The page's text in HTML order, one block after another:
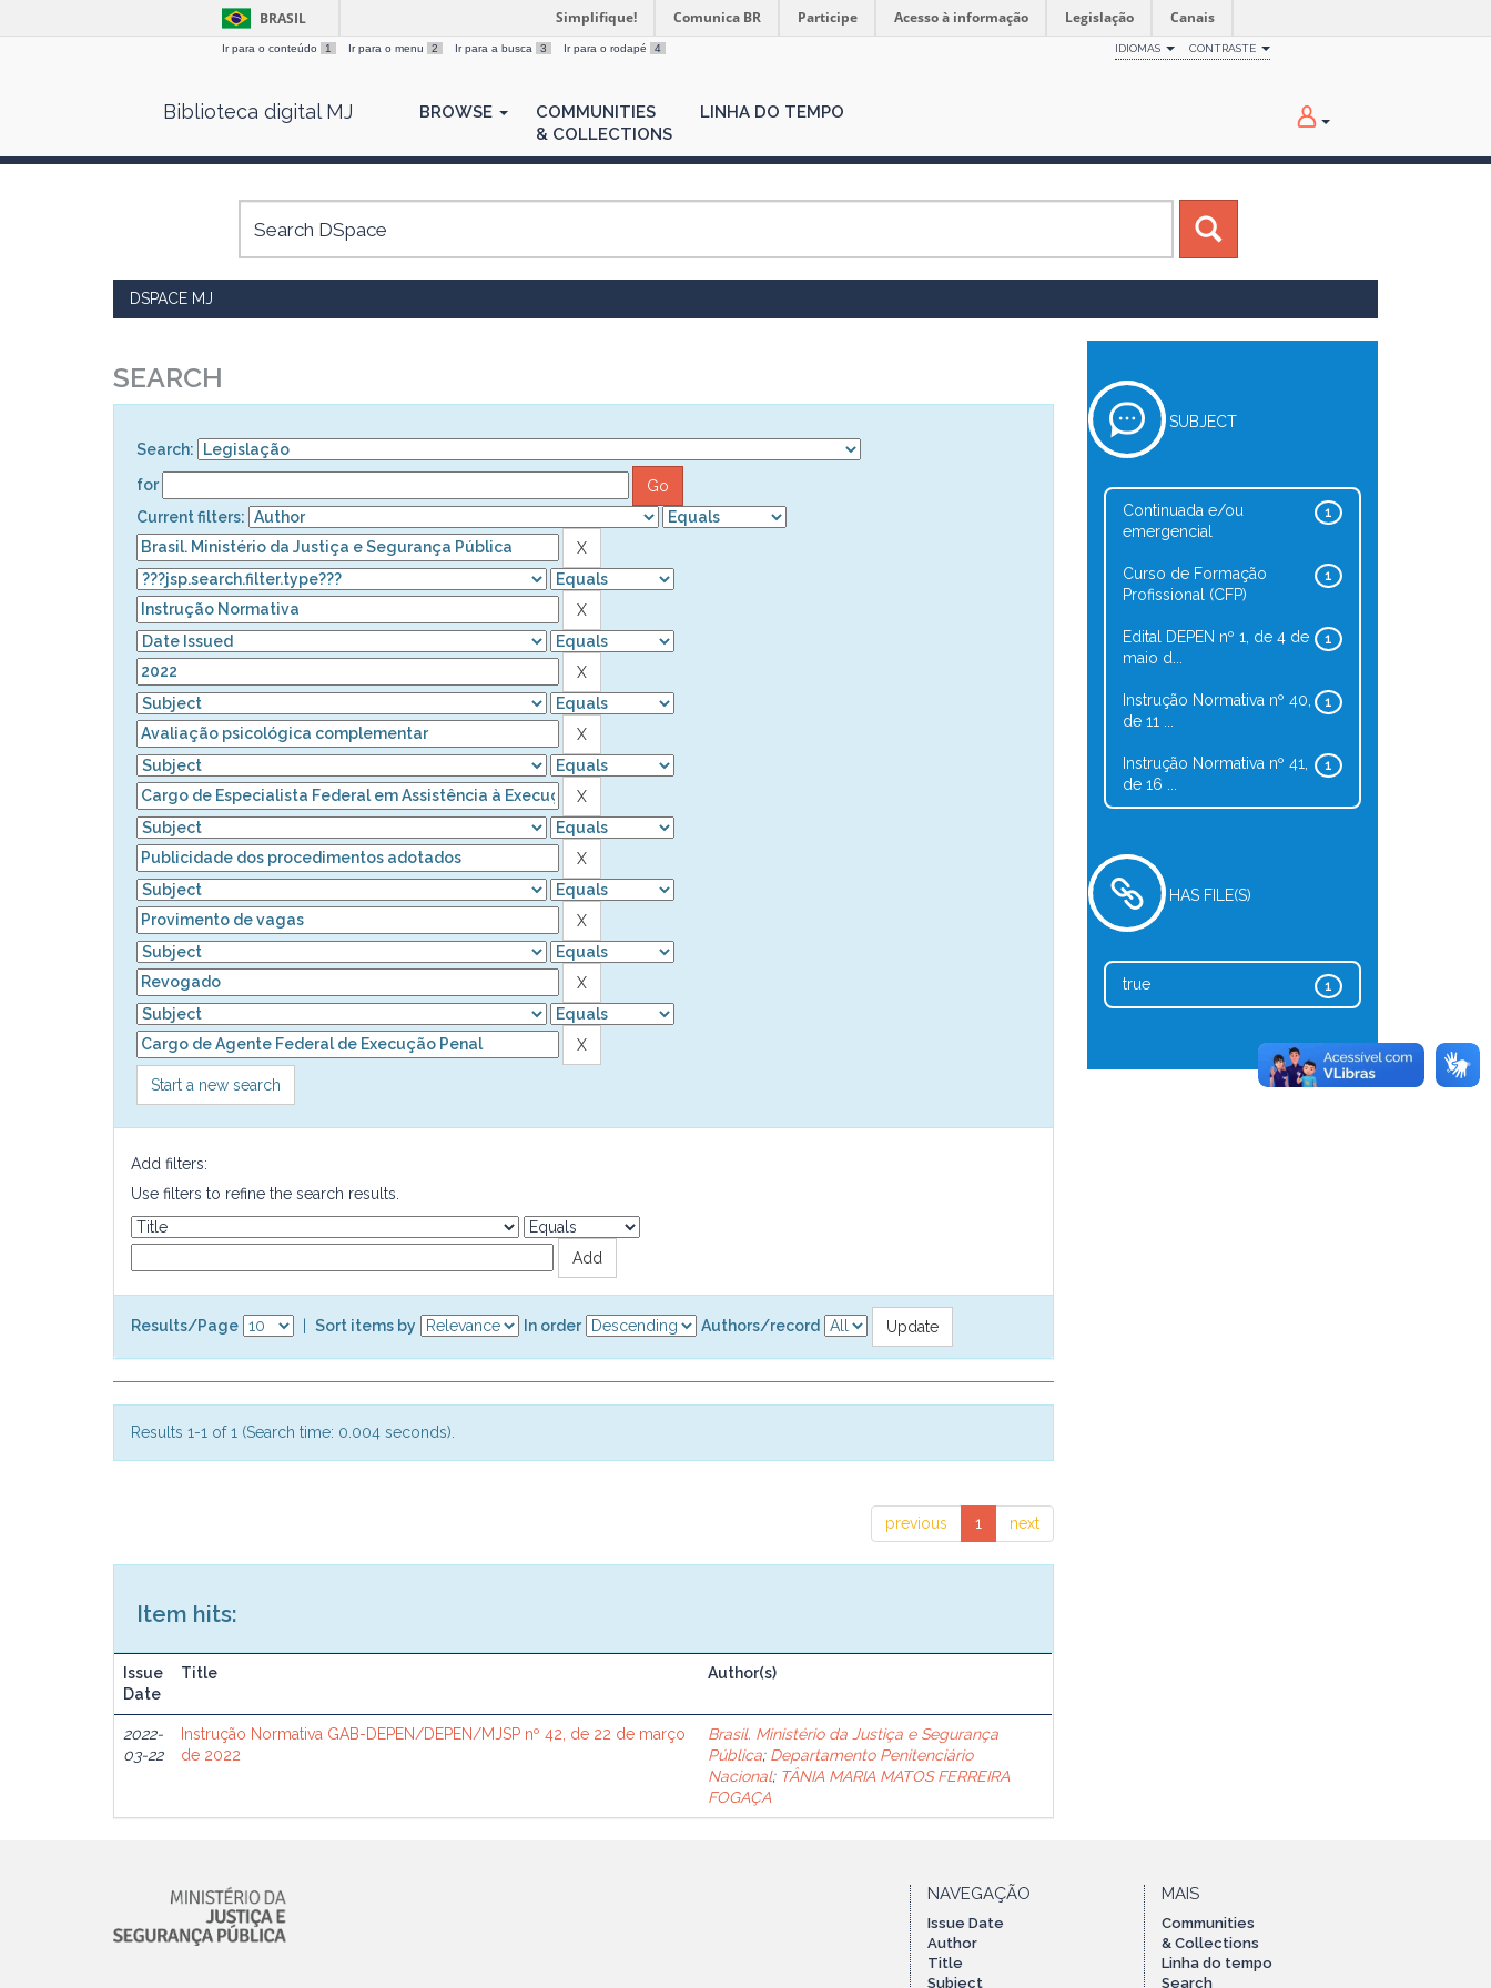
BRASIL Simplifique! Comunica BR Participe Acesso à informação Legislação Canais
Ir para o conteúdo 1 Ir para o menu 2 Ir para a busca 3 Ir para o rodapé 4 IDIOMAS CONTRASTE
Biblioteca digital MJ BROWSE
COMMUNITIES
& COLLECTIONS
LINHA DO TEMPO
DSPACE MJ
SEARCH
Search:
for
Current filters:
Start a new search
Add filters:
Use filters to refine the search results.
Results/Page Sort items by In order Authors/record
Results 1-1 of 1 (Search time: 0.004 seconds).
previous 1 next
Item hits:
Issue
Date
Title Author(s)
2022-
03-22
Instrução Normativa GAB-DEPEN/DEPEN/MJSP nº 42, de 22 de março
de 2022
Brasil. Ministério da Justiça e Segurança
Pública; Departamento Penitenciário
Nacional; TÂNIA MARIA MATOS FERREIRA
FOGAÇA
SUBJECT
1
Continuada e/ou
emergencial
1
Curso de Formação
Profissional (CFP)
1
Edital DEPEN nº 1, de 4 de
maio d...
1
Instrução Normativa nº 40,
de 11 ...
1
Instrução Normativa nº 41,
de 16 ...
HAS FILE(S)
1
true
NAVEGAÇÃO
Issue Date
Author
Title
Subject
MAIS
Communities
& Collections
Linha do tempo
Search